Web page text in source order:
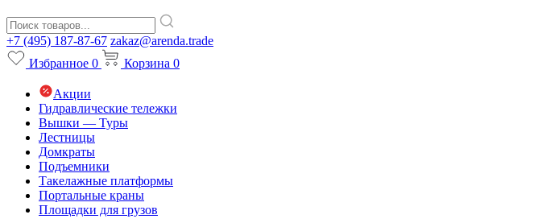
+7 (495) 187-87-67 zakaz@arenda.trade
Избранное 0 Корзина 0
Акции
Гидравлические тележки
Вышки — Туры
Лестницы
Домкраты
Подъемники
Такелажные платформы
Портальные краны
Площадки для грузов